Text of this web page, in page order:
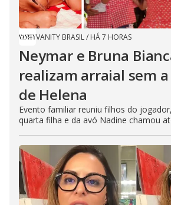
VANITY BRASIL/ HÁ 7 HORAS
Neymar e Bruna
realizam arraial sem
de Helena
Evento familiar reuniu filhos do
quarta filha e da avó Nadine chamou